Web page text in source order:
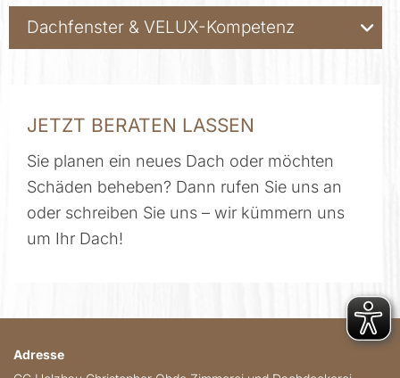
Dachfenster & VELUX-Kompetenz
JETZT BERATEN LASSEN
Sie planen ein neues Dach oder möchten
Schäden beheben? Dann rufen Sie uns an
oder schreiben Sie uns – wir kümmern uns
um Ihr Dach!
Adresse